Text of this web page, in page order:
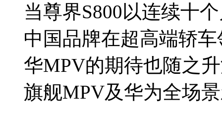
当尊界S800以连续十
中国品牌在超高端轿
华MPV的期待也随之
旗舰MPV及华为全场